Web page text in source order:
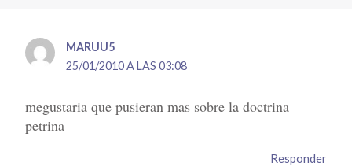
MARUU5
25/01/2010 A LAS 03:08
megustaria que pusieran mas sobre la doctrina
petrina
Responder